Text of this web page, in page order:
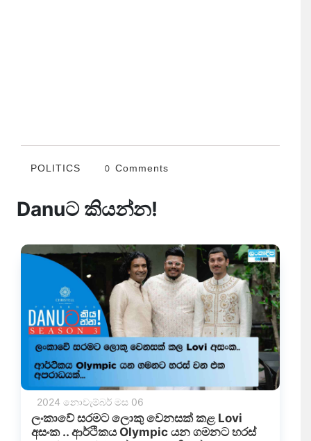
POLITICS 0 Comments